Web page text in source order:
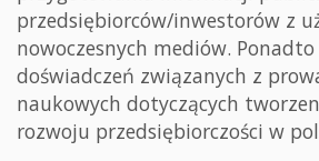
przedsiębiorców/inwestorów z
nowoczesnych mediów. Ponadto
doświadczeń związanych z
naukowych dotyczących
rozwoju przedsiębiorczości w